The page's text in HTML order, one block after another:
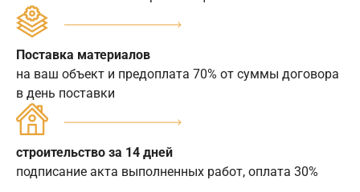
Поставка материалов
на ваш объект и предоплата 70% от суммы договора
в день поставки
строительство за 14 дней
подписание акта выполненных работ, оплата 30%